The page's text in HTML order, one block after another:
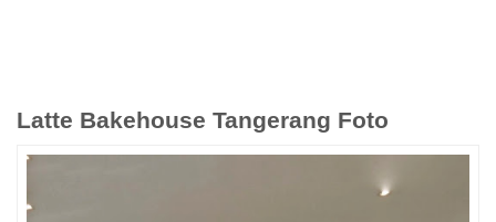
Latte Bakehouse Tangerang Foto